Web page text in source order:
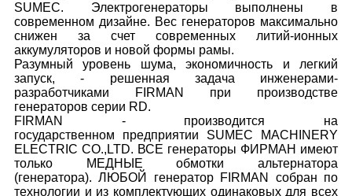
SUMEC. Электрогенераторы выполнены в
современном дизайне. Вес генераторов максимально
снижен за счет современных литий-ионных
аккумуляторов и новой формы рамы.
Разумный уровень шума, экономичность и легкий
запуск, - решенная задача инженерами-
разработчиками FIRMAN при производстве
генераторов серии RD.
FIRMAN - производится на
государственном предприятии SUMEC MACHINERY
ELECTRIC CO.,LTD. ВСЕ генераторы ФИРМАН имеют
только МЕДНЫЕ обмотки альтернатора
(генератора). ЛЮБОЙ генератор FIRMAN собран по
технологии и из комплектующих одинаковых для всех